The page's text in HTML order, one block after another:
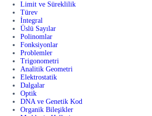
Limit ve Süreklilik
Türev
İntegral
Üslü Sayılar
Polinomlar
Fonksiyonlar
Problemler
Trigonometri
Analitik Geometri
Elektrostatik
Dalgalar
Optik
DNA ve Genetik Kod
Organik Bileşikler